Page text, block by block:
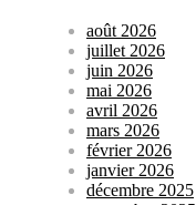
août 2026
juillet 2026
juin 2026
mai 2026
avril 2026
mars 2026
février 2026
janvier 2026
décembre 2025